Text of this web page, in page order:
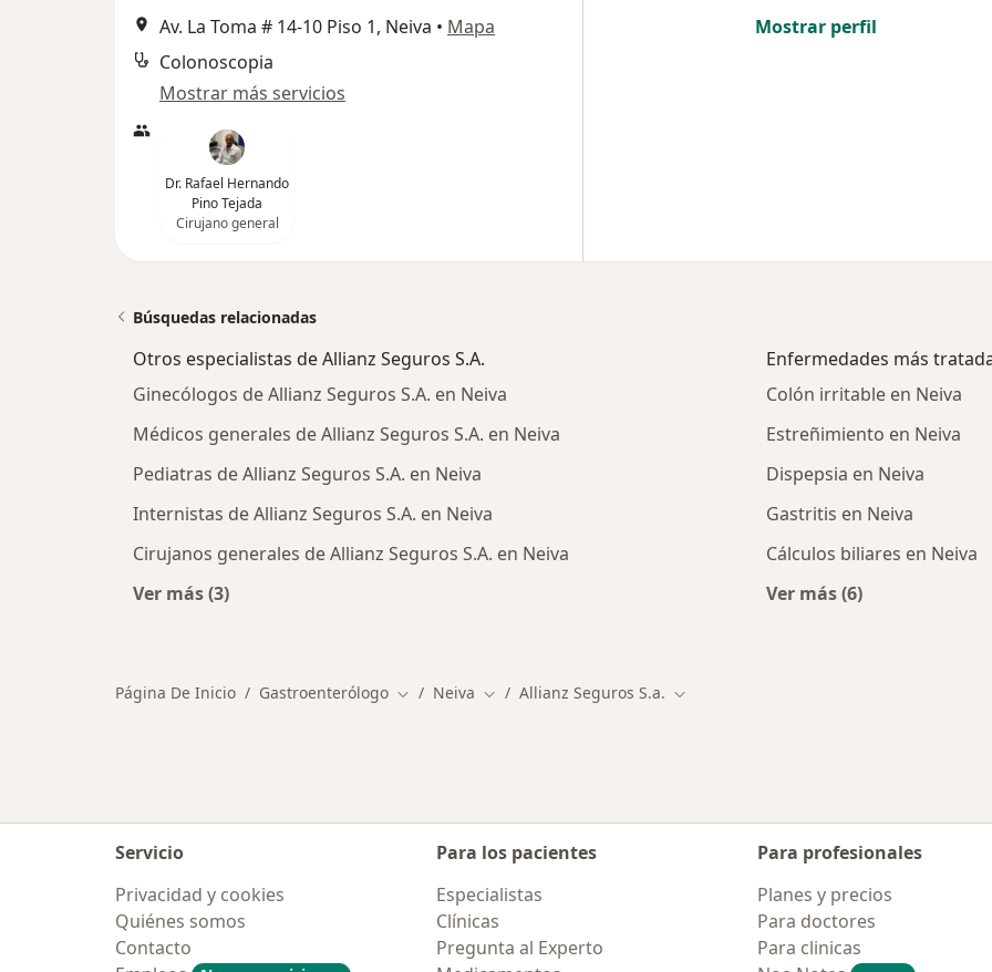
Av. La Toma # 14-10 Piso 1, Neiva • Mapa
Colonoscopia
Mostrar más servicios
Dr. Rafael Hernando
Pino Tejada
Cirujano general
Mostrar perfil
Búsquedas relacionadas
Otros especialistas de Allianz Seguros S.A.
Ginecólogos de Allianz Seguros S.A. en Neiva
Médicos generales de Allianz Seguros S.A. en Neiva
Pediatras de Allianz Seguros S.A. en Neiva
Internistas de Allianz Seguros S.A. en Neiva
Cirujanos generales de Allianz Seguros S.A. en Neiva
Ver más (3)
Enfermedades más
Colón irritable en Neiva
Estreñimiento en Neiva
Dispepsia en Neiva
Gastritis en Neiva
Cálculos biliares en Neiva
Ver más (6)
Página De Inicio Gastroenterólogo Cambiar de ciudad
Neiva Cambiar de ciudad
Allianz Seguros S.a. Cambiar de ciudad
Servicio
Privacidad y cookies
Quiénes somos
Contacto
Para los pacientes
Especialistas
Clínicas
Pregunta al Experto
Para profesionales
Planes y precios
Para doctores
Para clinicas